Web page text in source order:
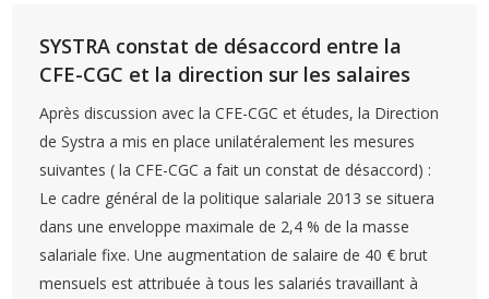
SYSTRA constat de désaccord entre la
CFE-CGC et la direction sur les salaires
Après discussion avec la CFE-CGC et études, la Direction
de Systra a mis en place unilatéralement les mesures
suivantes ( la CFE-CGC a fait un constat de désaccord) :
Le cadre général de la politique salariale 2013 se situera
dans une enveloppe maximale de 2,4 % de la masse
salariale fixe. Une augmentation de salaire de 40 € brut
mensuels est attribuée à tous les salariés travaillant à